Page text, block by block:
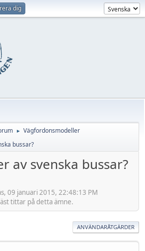
dig
► Vägfordonsmodeller
bussar?
av svenska bussar?
09 januari 2015, 22:48:13 PM
tittar på detta ämne.
ANVÄNDARÅTGÄRDER